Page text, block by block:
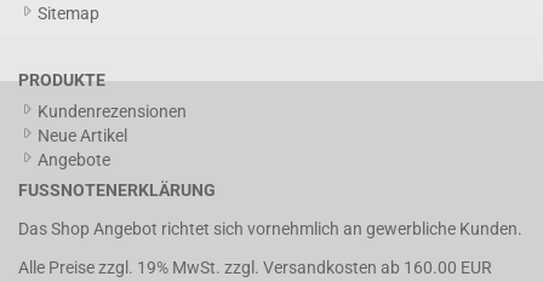
Sitemap
PRODUKTE
Kundenrezensionen
Neue Artikel
Angebote
FUSSNOTENERKLÄRUNG
Das Shop Angebot richtet sich vornehmlich an gewerbliche Kunden.
Alle Preise zzgl. 19% MwSt. zzgl. Versandkosten ab 160.00 EUR